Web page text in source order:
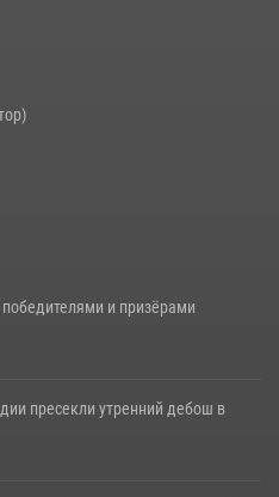
алгоритмы обеспечения
и призёрами
пресекли утренний дебош в